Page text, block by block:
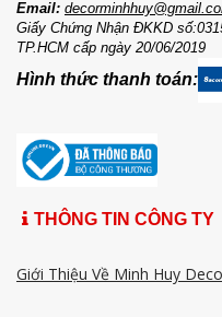
Email:
Giấy Chứng Nhận ĐKKD
TP.HCM cấp ngày 20/06/2019
Hình thức thanh toán:
THÔNG TIN CÔNG TY
Giới Thiệu Về Minh Huy